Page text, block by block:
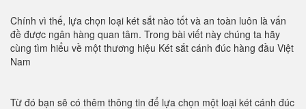
Chính vì thế, lựa chọn loại két sắt nào tốt và an toàn luôn là vấn
đề được ngân hàng quan tâm. Trong bài viết này chúng ta hãy
cùng tìm hiểu về một thương hiệu Két sắt cánh đúc hàng đầu Việt
Nam
Từ đó bạn sẽ có thêm thông tin để lựa chọn một loại két cánh đúc